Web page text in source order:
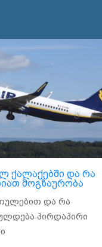
ქალაქებში და რა
მოგზაურობა
და რა
პირდაპირი